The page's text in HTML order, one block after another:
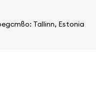
Tallinn, Estonia